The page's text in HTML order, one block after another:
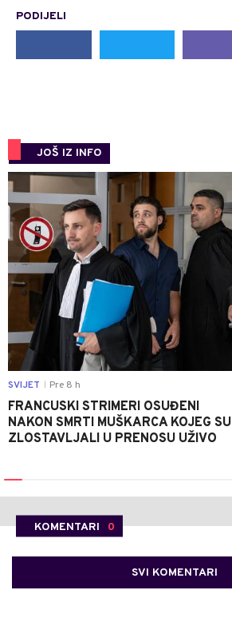
PODIJELI
JOŠ IZ INFO
SVIJET Pre 8 h
FRANCUSKI STRIMERI OSUĐENI
NAKON SMRTI MUŠKARCA KOJEG SU
ZLOSTAVLJALI U PRENOSU UŽIVO
KOMENTARI 0
SVI KOMENTARI